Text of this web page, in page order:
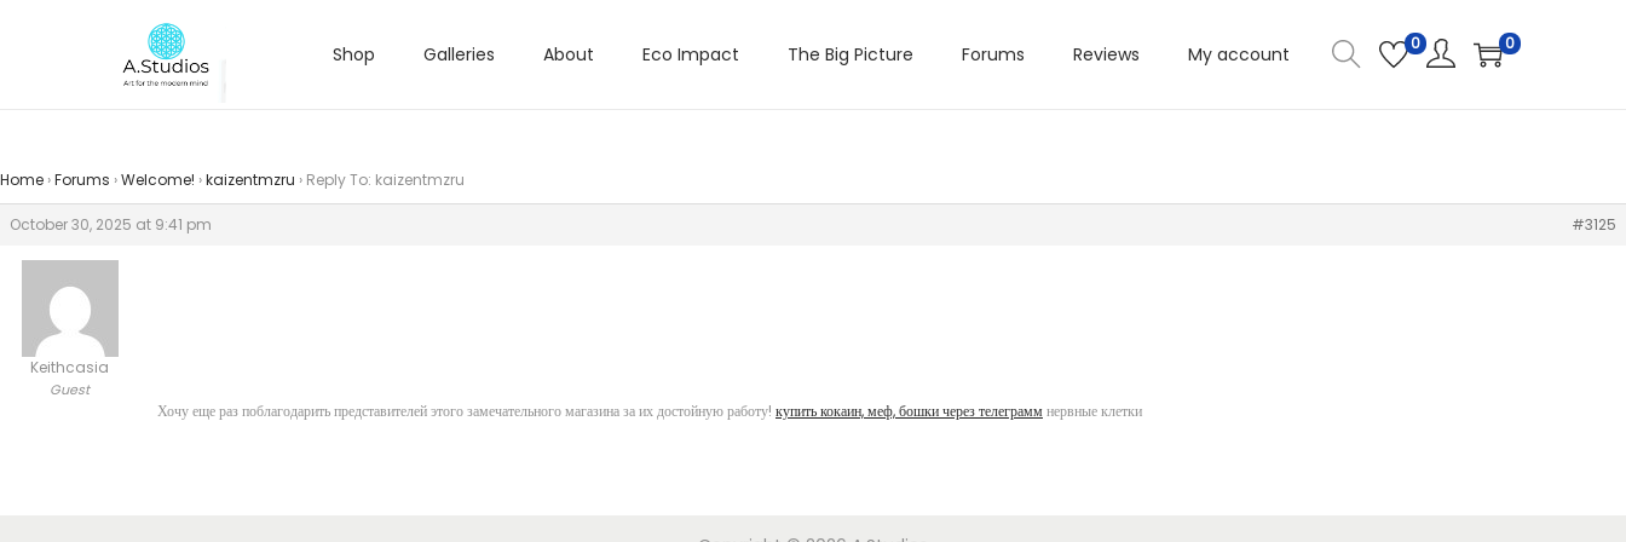
Shop Galleries About Eco Impact The Big Picture Forums Reviews My account 0 0
Home ›Forums ›Welcome! ›kaizentmzru › Reply To: kaizentmzru
October 30, 2025 at 9:41 pm #3125
Keithcasia
Guest
Хочу еще раз поблагодарить представителей этого замечательного магазина за их достойную работу! купить кокаин, меф, бошки через телеграммнервные клетки